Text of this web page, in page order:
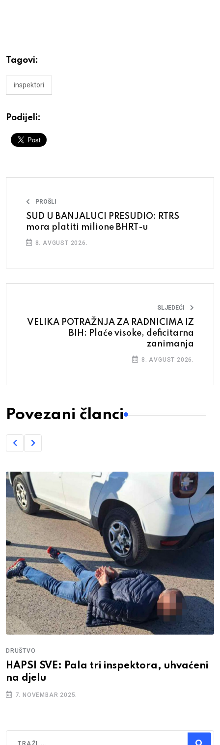
Tagovi:
inspektori
Podijeli:
PROŠLI
SUD U BANJALUCI PRESUDIO: RTRS
mora platiti milione BHRT-u
8. AVGUST 2026.
SLJEDEĆI
VELIKA POTRAŽNJA ZA RADNICIMA IZ
BIH: Plaće visoke, deficitarna
zanimanja
8. AVGUST 2026.
Povezani članci
DRUŠTVO
HAPSI SVE: Pala tri inspektora, uhvaćeni
na djelu
7. NOVEMBAR 2025.